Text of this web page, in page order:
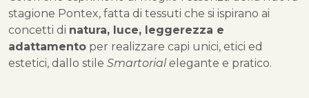
stagione Pontex, fatta di tessuti che si ispirano ai
concetti di natura, luce, leggerezza e
adattamento per realizzare capi unici, etici ed
estetici, dallo stile Smartorial e legante e pratico.